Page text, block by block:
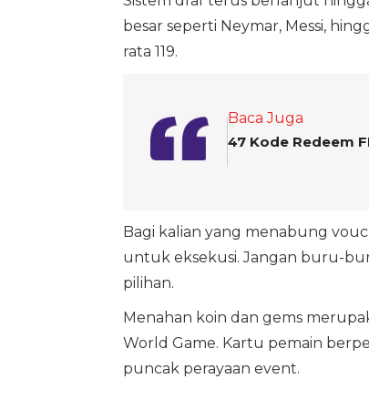
besar seperti Neymar, Messi,
rata 119.
Baca Juga
47 Kode Redeem
Bagi kalian yang menabung
untuk eksekusi. Jangan buru-
pilihan.
Menahan koin dan gems
World Game. Kartu pemain
puncak perayaan event.